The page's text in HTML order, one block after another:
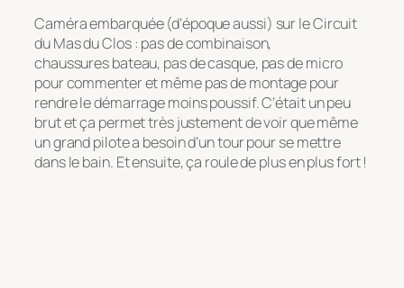
Caméra embarquée (d’époque aussi) sur le Circuit
du Mas du Clos : pas de combinaison,
chaussures bateau, pas de casque, pas de micro
pour commenter et même pas de montage pour
rendre le démarrage moins poussif. C’était un peu
brut et ça permet très justement de voir que même
un grand pilote a besoin d’un tour pour se mettre
dans le bain. Et ensuite, ça roule de plus en plus fort !